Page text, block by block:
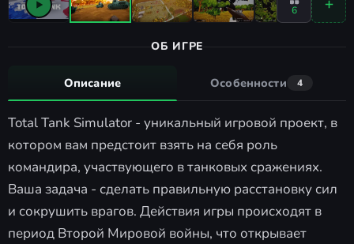
6
ОБ ИГРЕ
Описание Особенности 4
Total Tank Simulator - уникальный игровой проект, в
котором вам предстоит взять на себя роль
командира, участвующего в танковых сражениях.
Ваша задача - сделать правильную расстановку сил
и сокрушить врагов. Действия игры происходят в
период Второй Мировой войны, что открывает